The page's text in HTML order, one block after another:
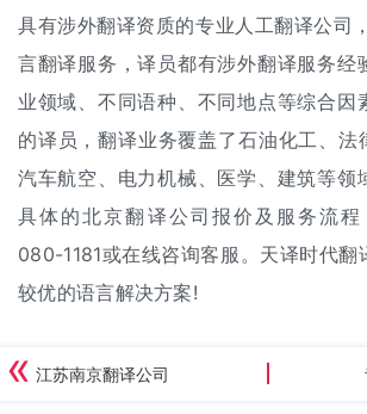
具有涉外翻译资质的专业人工翻译公司
言翻译服务，译员都有涉外翻译服务经
业领域、不同语种、不同地点等综合因
的译员，翻译业务覆盖了石油化工、法
汽车航空、电力机械、医学、建筑等领
具体的北京翻译公司报价及服务流
080-1181或在线咨询客服。天译时代翻
较优的语言解决方案!
江苏南京翻译公司